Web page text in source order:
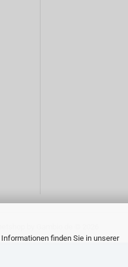
finden Sie in unserer